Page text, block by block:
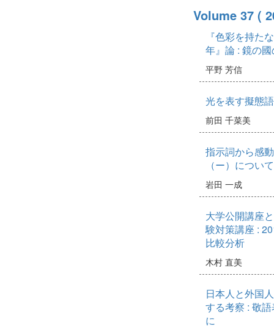
Volume 37 (
『色彩を持た
年』論 : 鏡の
平野 芳信
光を表す擬態
前田 千菜美
指示詞から感
（ー）について
岩田 一成
大学公開講座
験対策講座 :
比較分析
木村 直美
日本人と外国
する考察 : 敬
に